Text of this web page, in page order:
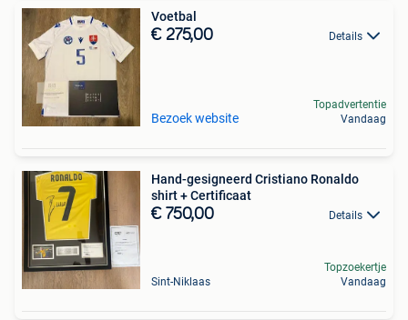
Voetbal
€ 275,00 Details
Bezoek website
Topadvertentie
Vandaag
Hand-gesigneerd Cristiano Ronaldo
shirt + Certificaat
€ 750,00 Details
Sint-Niklaas
Topzoekertje
Vandaag